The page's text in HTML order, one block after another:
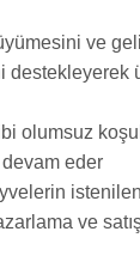
ve
destekleyerek
olumsuz
eder
ve